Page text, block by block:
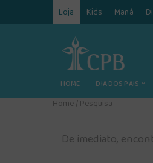
Loja Kids Maná
HOME DIA DOS PAIS
Home /Pesquisa
De imediato,